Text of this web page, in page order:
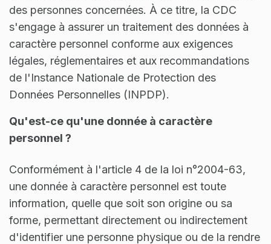
des personnes concernées. À ce titre, la CDC
s'engage à assurer un traitement des données à
caractère personnel conforme aux exigences
légales, réglementaires et aux recommandations
de l'Instance Nationale de Protection des
Données Personnelles (INPDP).
Qu'est-ce qu'une donnée à caractère
personnel ?
Conformément à l'article 4 de la loi n°2004-63,
une donnée à caractère personnel est toute
information, quelle que soit son origine ou sa
forme, permettant directement ou indirectement
d'identifier une personne physique ou de la rendre